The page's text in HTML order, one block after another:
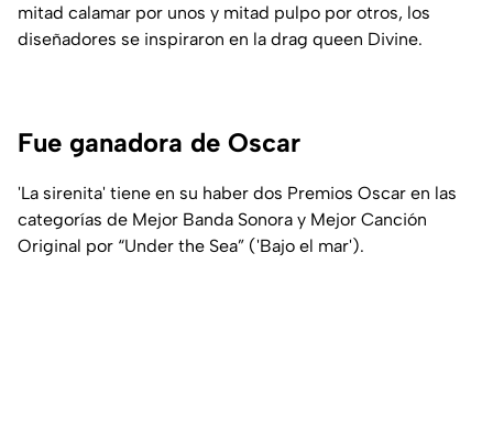
mitad calamar por unos y mitad pulpo por otros, los
diseñadores se inspiraron en la drag queen Divine.
Fue ganadora de Oscar
'La sirenita' tiene en su haber dos Premios Oscar en las
categorías de Mejor Banda Sonora y Mejor Canción
Original por “Under the Sea” ('Bajo el mar').